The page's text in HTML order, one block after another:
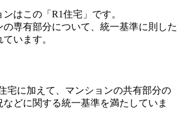
はこの「R1住宅」です。
の専有部分について、統一基準に則した
います。
宅に加えて、マンションの共有部分の
どに関する統一基準を満たしていま